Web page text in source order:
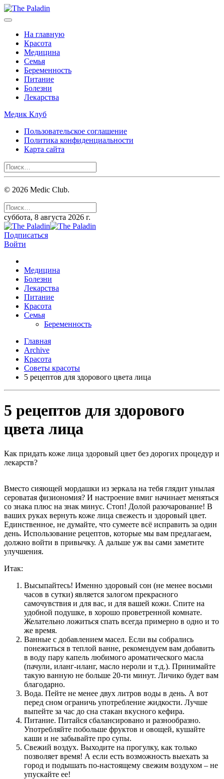
На главную
Красота
Медицина
Семья
Беременность
Питание
Болезни
Лекарства
Медик Клуб
Пользовательское соглашение
Политика конфиденциальности
Карта сайта
© 2026 Medic Club.
суббота, 8 августа 2026 г.
Подписаться
Войти
Медицина
Болезни
Лекарства
Питание
Красота
Семья
Беременность
Главная
Archive
Красота
Советы красоты
5 рецептов для здорового цвета лица
5 рецептов для здорового
цвета лица
Как придать коже лица здоровый цвет без дорогих процедур и
лекарств?
Вместо сияющей мордашки из зеркала на тебя глядит унылая
сероватая физиономия? И настроение вмиг начинает меняться
со знака плюс на знак минус. Стоп! Долой разочарование! В
ваших руках вернуть коже лица свежесть и здоровый цвет.
Единственное, не думайте, что сумеете всё исправить за один
день. Использование рецептов, которые мы вам предлагаем,
должно войти в привычку. А дальше уж вы сами заметите
улучшения.
Итак:
Высыпайтесь! Именно здоровый сон (не менее восьми
часов в сутки) является залогом прекрасного
самочувствия и для вас, и для вашей кожи. Спите на
удобной подушке, в хорошо проветренной комнате.
Желательно ложиться спать всегда примерно в одно и то
же время.
Ванные с добавлением масел. Если вы собрались
понежиться в теплой ванне, рекомендуем вам добавить
в воду пару капель любимого ароматического масла
(пачули, иланг-иланг, масло нероли и т.д.). Принимайте
такую ванную не больше 20-ти минут. Личико будет вам
благодарно.
Вода. Пейте не менее двух литров воды в день. А вот
перед сном ограничь употребление жидкости. Лучше
выпейте за час до сна стакан вкусного кефира.
Питание. Питайся сбалансировано и разнообразно.
Употребляйте побольше фруктов и овощей, кушайте
каши и не забывайте про супы.
Свежий воздух. Выходите на прогулку, как только
позволяет время! А если есть возможность выехать за
город и подышать по-настоящему свежим воздухом – не
упускайте ее!